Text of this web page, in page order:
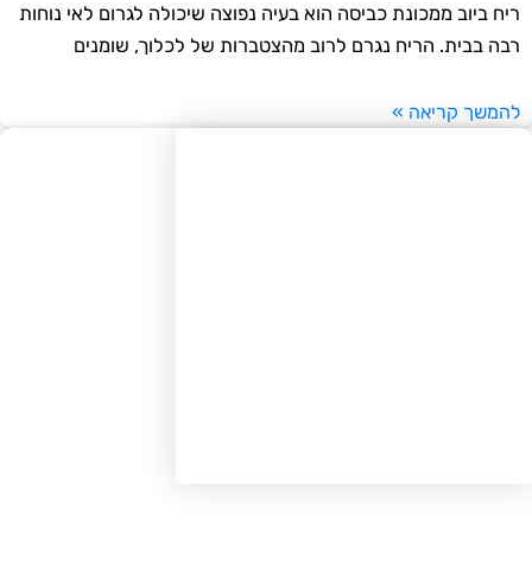
ביוב ממכונת כביסה הוא בעיה נפוצה שיכולה לגרום לאי נוחות
בבית. הריח נגרם לרוב מהצטברות של לכלוך, שומנים
קריאה »